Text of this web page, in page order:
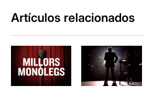
Artículos relacionados